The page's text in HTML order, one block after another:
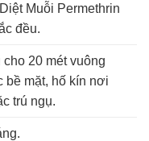
Muỗi Permethrin
đều.
20 mét vuông
bề mặt, hố kín nơi
trú ngụ.